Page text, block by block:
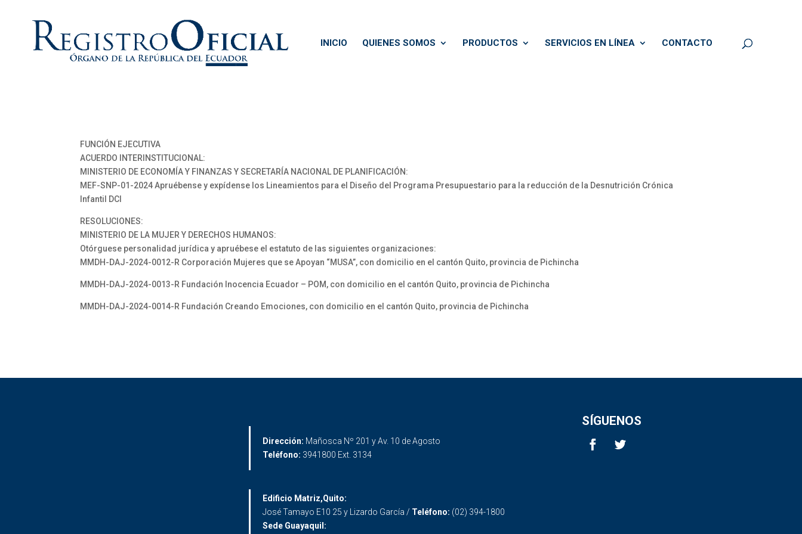
INICIO QUIENES SOMOS PRODUCTOS SERVICIOS EN LÍNEA CONTACTO
FUNCIÓN EJECUTIVA
ACUERDO INTERINSTITUCIONAL:
MINISTERIO DE ECONOMÍA Y FINANZAS Y SECRETARÍA NACIONAL DE PLANIFICACIÓN:
MEF-SNP-01-2024 Apruébense y expídense los Lineamientos para el Diseño del Programa Presupuestario para la reducción de la Desnutrición Crónica
Infantil DCI
RESOLUCIONES:
MINISTERIO DE LA MUJER Y DERECHOS HUMANOS:
Otórguese personalidad jurídica y apruébese el estatuto de las siguientes organizaciones:
MMDH-DAJ-2024-0012-R Corporación Mujeres que se Apoyan “MUSA”, con domicilio en el cantón Quito, provincia de Pichincha
MMDH-DAJ-2024-0013-R Fundación Inocencia Ecuador – POM, con domicilio en el cantón Quito, provincia de Pichincha
MMDH-DAJ-2024-0014-R Fundación Creando Emociones, con domicilio en el cantón Quito, provincia de Pichincha
Dirección: Mañosca Nº 201 y Av. 10 de Agosto
Teléfono: 3941800 Ext. 3134
SÍGUENOS
Edificio Matriz,Quito:
José Tamayo E10 25 y Lizardo García / Teléfono: (02) 394-1800
Sede Guayaquil: